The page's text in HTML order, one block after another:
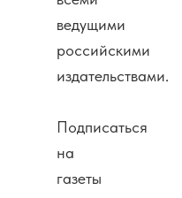
ведущими
российскими
издательствами.
Подписаться
на
газеты